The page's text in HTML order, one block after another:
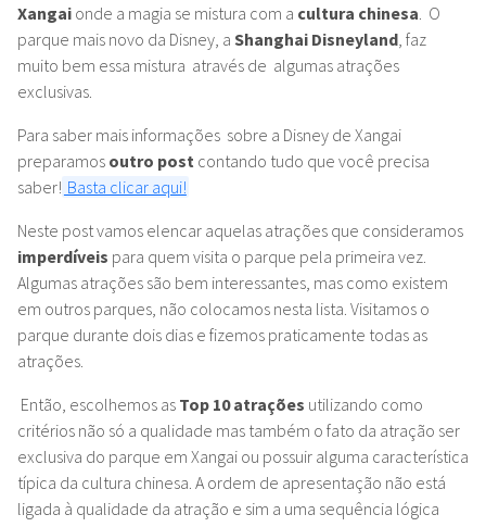
Xangai onde a magia se mistura com a cultura chinesa. O
parque mais novo da Disney, a Shanghai Disneyland, faz
muito bem essa mistura através de algumas atrações
exclusivas.
Para saber mais informações sobre a Disney de Xangai
preparamos outro post contando tudo que você precisa
saber! Basta clicar aqui!
Neste post vamos elencar aquelas atrações que consideramos
imperdíveis para quem visita o parque pela primeira vez.
Algumas atrações são bem interessantes, mas como existem
em outros parques, não colocamos nesta lista. Visitamos o
parque durante dois dias e fizemos praticamente todas as
atrações.
Então, escolhemos as Top 10 atrações utilizando como
critérios não só a qualidade mas também o fato da atração ser
exclusiva do parque em Xangai ou possuir alguma característica
típica da cultura chinesa. A ordem de apresentação não está
ligada à qualidade da atração e sim a uma sequência lógica